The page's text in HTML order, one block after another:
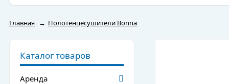
Главная → Полотенцесушители Bonna
Каталог товаров
Аренда